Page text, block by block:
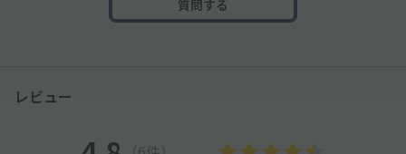
質問する
レビュー